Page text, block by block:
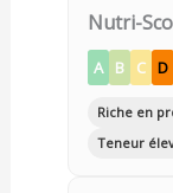
Nutri-
A B C D
Riche en
Teneur